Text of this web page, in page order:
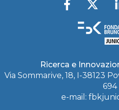
Ricerca e
Via Sommarive, 18, I-38123
694
e-mail: